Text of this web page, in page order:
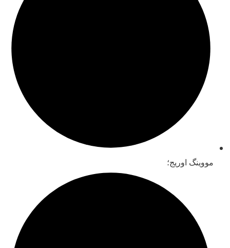
مووینگ اوریج؛